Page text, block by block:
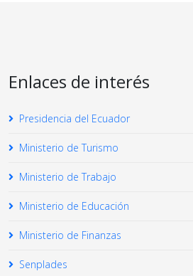
Enlaces de interés
Presidencia del Ecuador
Ministerio de Turismo
Ministerio de Trabajo
Ministerio de Educación
Ministerio de Finanzas
Senplades